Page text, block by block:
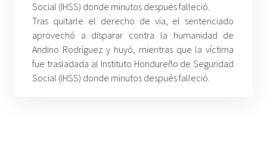
Social (IHSS) donde minutos después falleció.
Tras quitarle el derecho de vía, el sentenciado
aprovechó a disparar contra la humanidad de
Andino Rodríguez y huyó, mientras que la víctima
fue trasladada al Instituto Hondureño de Seguridad
Social (IHSS) donde minutos después falleció.